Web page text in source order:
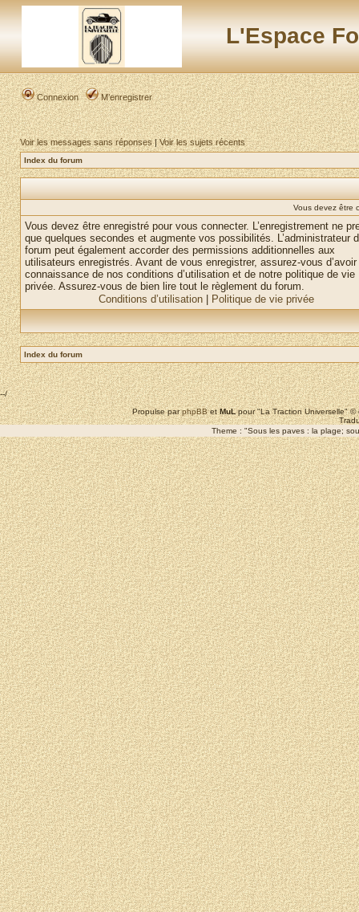
L'Espace
Connexion M’enregistrer
Voir les messages sans réponses|Voir les sujets récents
Index du forum
Vous devez être
Vous devez être enregistré pour vous connecter. L’enregistrement ne
que quelques secondes et augmente vos possibilités. L’administrateur
forum peut également accorder des permissions additionnelles aux
utilisateurs enregistrés. Avant de vous enregistrer, assurez-vous
connaissance de nos conditions d’utilisation et de notre politique de vie
privée. Assurez-vous de bien lire tout le règlement du forum.
Conditions d’utilisation
Politique de vie privée
Index du forum
--/
Propulse parphpBBetMuLpour "La Traction Universelle"
Theme : "Sous les paves : la plage;